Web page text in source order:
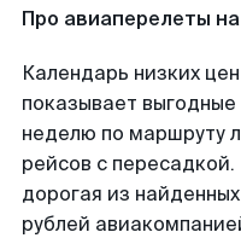
Про авиаперелеты
Календарь низких
показывает
неделю по маршруту
рейсов с
дорогая из
рублей